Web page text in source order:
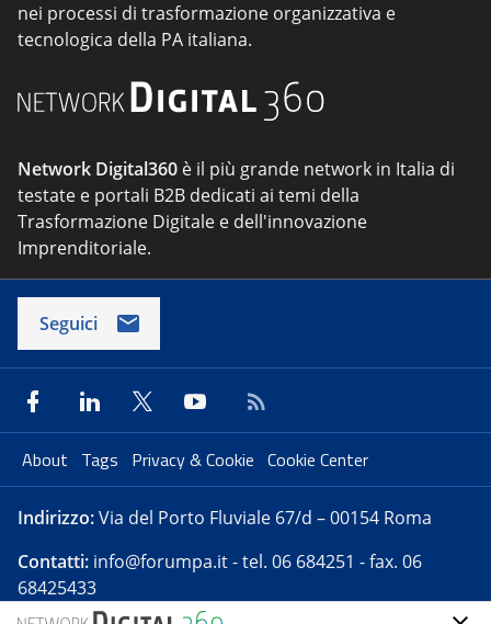
nei processi di trasformazione organizzativa e
tecnologica della PA italiana.
Network Digital360 è il più grande network in Italia di
testate e portali B2B dedicati ai temi della
Trasformazione Digitale e dell'innovazione
Imprenditoriale.
Seguici
About Tags Privacy & Cookie Cookie Center
Indirizzo:Via del Porto Fluviale 67/d – 00154 Roma
Contatti: info@forumpa.it- tel. 06 684251 - fax. 06
68425433